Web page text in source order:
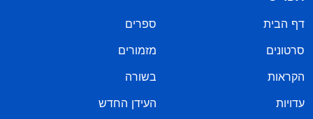
דף הבית
ספרים
סרטונים
מזמורים
הקראות
בשורה
עדויות
העידן החדש